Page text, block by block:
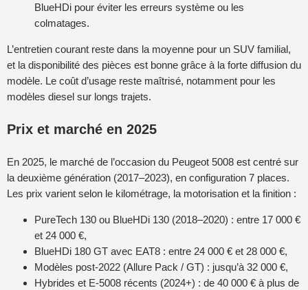
BlueHDi pour éviter les erreurs système ou les
colmatages.
L’entretien courant reste dans la moyenne pour un SUV familial,
et la disponibilité des pièces est bonne grâce à la forte diffusion du
modèle. Le coût d’usage reste maîtrisé, notamment pour les
modèles diesel sur longs trajets.
Prix et marché en 2025
En 2025, le marché de l’occasion du Peugeot 5008 est centré sur
la deuxième génération (2017–2023), en configuration 7 places.
Les prix varient selon le kilométrage, la motorisation et la finition :
PureTech 130 ou BlueHDi 130 (2018–2020) : entre 17 000 €
et 24 000 €,
BlueHDi 180 GT avec EAT8 : entre 24 000 € et 28 000 €,
Modèles post-2022 (Allure Pack / GT) : jusqu’à 32 000 €,
Hybrides et E-5008 récents (2024+) : de 40 000 € à plus de